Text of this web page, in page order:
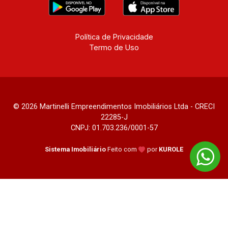
Política de Privacidade
Termo de Uso
© 2026 Martinelli Empreendimentos Imobiliários Ltda - CRECI
22285-J
CNPJ: 01.703.236/0001-57
Sistema Imobiliário Feito com por KUROLE